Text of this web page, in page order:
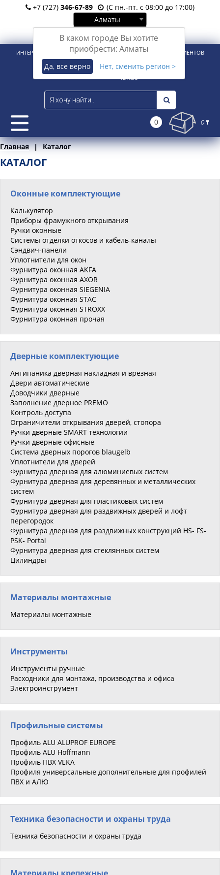
+7 (727) 346-67-89
(С пн.-пт. с 08:00 до 17:00)
Алматы
В каком городе Вы хотите
приобрести: Алматы
Да, все верно Нет, сменить регион >
Вход Регистрация
ИНТЕРНЕТ-МАГАЗИН ДЛЯ РОЗНИЧНЫХ И КОРПОРАТИВНЫХ КЛИЕНТОВ
0 0 ₸
Главная Каталог
КАТАЛОГ
Оконные комплектующие
Калькулятор
Приборы фрамужного открывания
Ручки оконные
Системы отделки откосов и кабель-каналы
Сэндвич-панели
Уплотнители для окон
Фурнитура оконная AKFA
Фурнитура оконная AXOR
Фурнитура оконная SIEGENIA
Фурнитура оконная STAC
Фурнитура оконная STROXX
Фурнитура оконная прочая
Дверные комплектующие
Антипаника дверная накладная и врезная
Двери автоматические
Доводчики дверные
Заполнение дверное PREMO
Контроль доступа
Ограничители открывания дверей, стопора
Ручки дверные SMART технологии
Ручки дверные офисные
Система дверных порогов blaugelb
Уплотнители для дверей
Фурнитура дверная для алюминиевых систем
Фурнитура дверная для деревянных и металлических
систем
Фурнитура дверная для пластиковых систем
Фурнитура дверная для раздвижных дверей и лофт
перегородок
Фурнитура дверная для раздвижных конструкций HS- FS-
PSK- Portal
Фурнитура дверная для стеклянных систем
Цилиндры
Материалы монтажные
Материалы монтажные
Инструменты
Инструменты ручные
Расходники для монтажа, производства и офиса
Электроинструмент
Профильные системы
Профиль ALU ALUPROF EUROPE
Профиль ALU Hoffmann
Профиль ПВХ VEKA
Профиля универсальные дополнительные для профилей
ПВХ и АЛЮ
Техника безопасности и охраны труда
Техника безопасности и охраны труда